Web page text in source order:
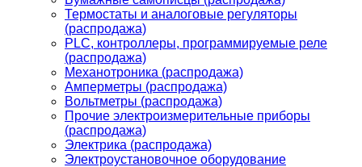
Термостаты и аналоговые регуляторы
(распродажа)
PLС, контроллеры, программируемые реле
(распродажа)
Механотроника (распродажа)
Амперметры (распродажа)
Вольтметры (распродажа)
Прочие электроизмерительные приборы
(распродажа)
Электрика (распродажа)
Электроустановочное оборудование